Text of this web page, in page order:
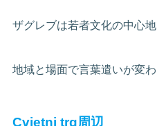
ザグレブは若者文化の中心地
地域と場面で言葉遣いが変わ
Cvjetni trg周辺